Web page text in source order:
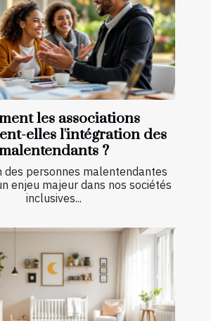
les associations
elles l'intégration des
?
des personnes malentendantes
enjeu majeur dans nos sociétés
inclusives...